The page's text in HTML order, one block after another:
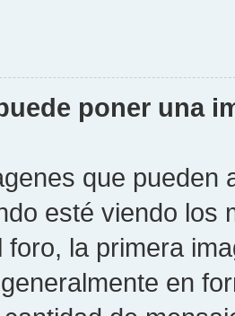
poner una
que pueden
esté viendo los
foro, la primera
en